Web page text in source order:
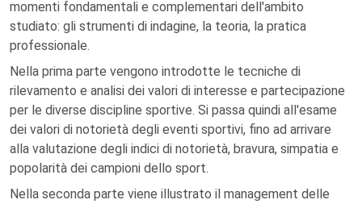
momenti fondamentali e complementari dell'ambito
studiato: gli strumenti di indagine, la teoria, la pratica
professionale.
Nella prima parte vengono introdotte le tecniche di
rilevamento e analisi dei valori di interesse e partecipazione
per le diverse discipline sportive. Si passa quindi all'esame
dei valori di notorietà degli eventi sportivi, fino ad arrivare
alla valutazione degli indici di notorietà, bravura, simpatia e
popolarità dei campioni dello sport.
Nella seconda parte viene illustrato il management delle